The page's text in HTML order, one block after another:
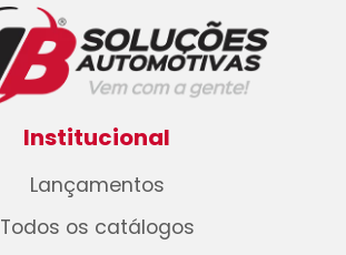
Institucional
Lançamentos
Todos os catálogos